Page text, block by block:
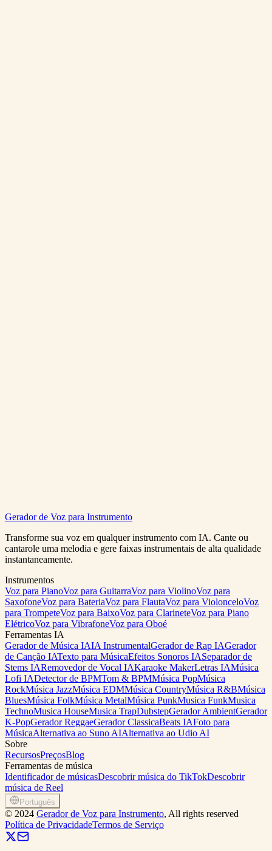
Try AI Mastering Free View Pricing
Gerador de Voz para Instrumento
Transforme sua voz em qualquer instrumento com IA. Cante ou
cantarole uma melodia e gere faixas instrumentais de alta qualidade
instantaneamente.
Instrumentos
Voz para PianoVoz para GuitarraVoz para ViolinoVoz para
SaxofoneVoz para BateriaVoz para FlautaVoz para ViolonceloVoz
para TrompeteVoz para BaixoVoz para ClarineteVoz para Piano
ElétricoVoz para VibrafoneVoz para Oboé
Ferramentas IA
Gerador de Música IAIA InstrumentalGerador de Rap IAGerador
de Canção IATexto para MúsicaEfeitos Sonoros IASeparador de
Stems IARemovedor de Vocal IAKaraoke MakerLetras IAMúsica
Lofi IADetector de BPMTom & BPMMúsica PopMúsica
RockMúsica JazzMúsica EDMMúsica CountryMúsica R&BMúsica
BluesMúsica FolkMúsica MetalMúsica PunkMusica FunkMusica
TechnoMusica HouseMusica TrapDubstepGerador AmbientGerador
K-PopGerador ReggaeGerador ClassicaBeats IAFoto para
MúsicaAlternativa ao Suno AIAlternativa ao Udio AI
Sobre
RecursosPreçosBlog
Ferramentas de música
Identificador de músicasDescobrir música do TikTokDescobrir
música de Reel
Português
© 2024 Gerador de Voz para Instrumento, All rights reserved
Política de PrivacidadeTermos de Serviço